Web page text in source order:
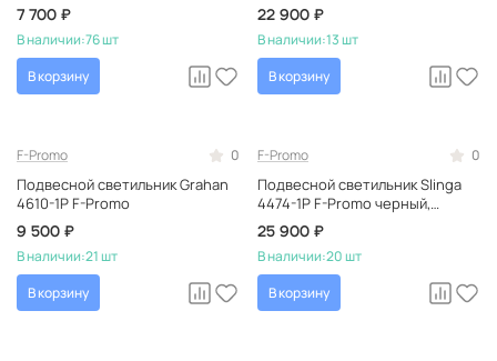
7 700 ₽
В наличии:76 шт
В корзину
22 900 ₽
В наличии:13 шт
В корзину
F-Promo 0
Подвесной светильник Grahan
4610-1P F-Promo
9 500 ₽
В наличии:21 шт
В корзину
F-Promo 0
Подвесной светильник Slinga
4474-1P F-Promo черный,
светодиодный, немецкий, в
современном стиле
25 900 ₽
В наличии:20 шт
В корзину